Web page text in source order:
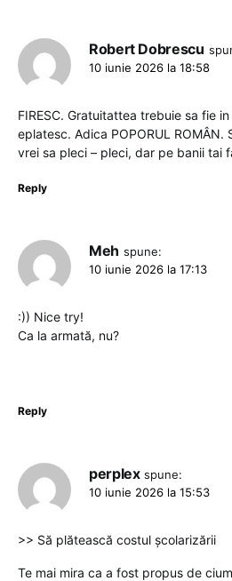
Robert Dobrescu
10 iunie 2026 la 18:58
FIRESC. Gratuitattea trebuie sa fie
eplatesc. Adica POPORUL ROMÂN.
vrei sa pleci – pleci, dar pe banii tai
Reply
Meh spune:
10 iunie 2026 la 17:13
:)) Nice try!
Ca la armată, nu?
Reply
perplex spune:
10 iunie 2026 la 15:53
>> Să plătească costul școlarizării
Te mai mira ca a fost propus de